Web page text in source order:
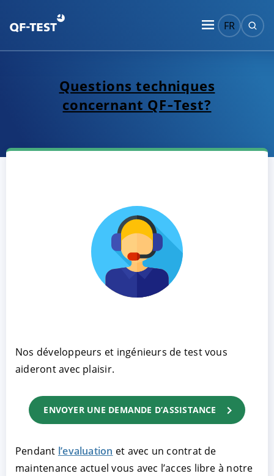
FR
Questions techniques
concernant QF‑Test?
Nos développeurs et ingénieurs de test vous
aideront avec plaisir.
ENVOYER UNE DEMANDE D’ASSISTANCE
Pendant l’evaluation et avec un contrat de
maintenance actuel vous avec l’acces libre à notre
ACCEPTER REFUSER
| Protection des données